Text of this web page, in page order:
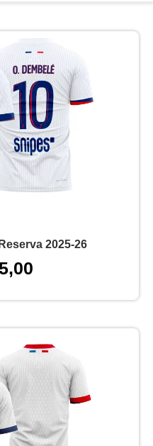
2025-26